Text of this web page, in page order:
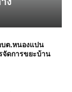
ต.หนองแปน
จัดการขยะบ้าน